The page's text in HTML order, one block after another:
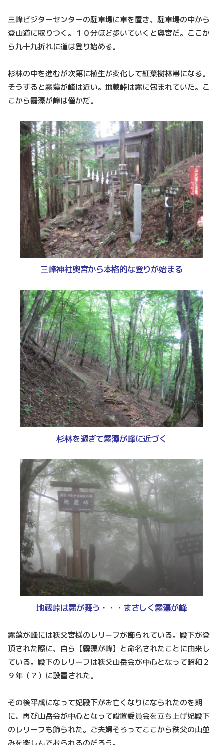
三峰ビジターセンターの駐車場に車を置き、駐車場の中から
登山道に取りつく。１０分ほど歩いていくと奥宮だ。ここか
ら九十九折れに道は登り始める。
杉林の中を進むが次第に植生が変化して紅葉樹林帯になる。
そうすると霧藻が峰は近い。地蔵峠は霧に包まれていた。こ
こから霧藻が峰は僅かだ。
三峰神社奥宮から本格的な登りが始まる
杉林を過ぎて霧藻が峰に近づく
地蔵峠は霧が舞う・・・まさしく霧藻が峰
霧藻が峰には秩父宮様のレリーフが飾られている。殿下が登
頂された際に、自ら【霧藻が峰】と命名されたことに由来し
ている。殿下のレリーフは秩父山岳会が中心となって昭和２
９年（？）に設置された。
その後平成になって妃殿下がお亡くなりになられたのを期
に、再び山岳会が中心となって設置委員会を立ち上げ妃殿下
のレリーフも飾られた。ご夫婦そろってここから秩父の山並
みを楽しんでおられるのだろう。